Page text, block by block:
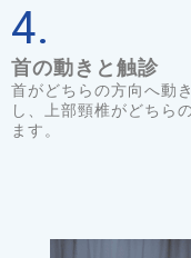
4.
首の動きと触診
首がどちらの方向へ動
し、上部頸椎がどちら
ます。